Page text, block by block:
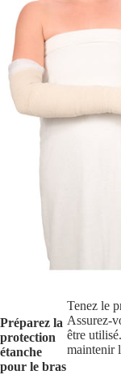
Préparez la
protection
étanche
pour le bras
Tenez le
Assurez-
être
maintenir